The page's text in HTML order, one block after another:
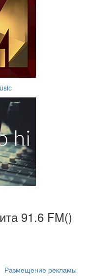
91.6 FM()
Размещение рекламы